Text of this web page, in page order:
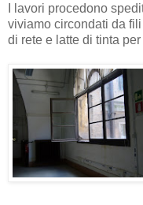
I lavori procedono
viviamo circondati da
di rete e latte di tinta